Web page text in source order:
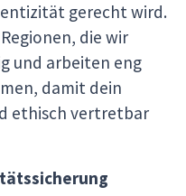
gerecht wird.
die wir
und arbeiten eng
damit dein
ethisch vertretbar